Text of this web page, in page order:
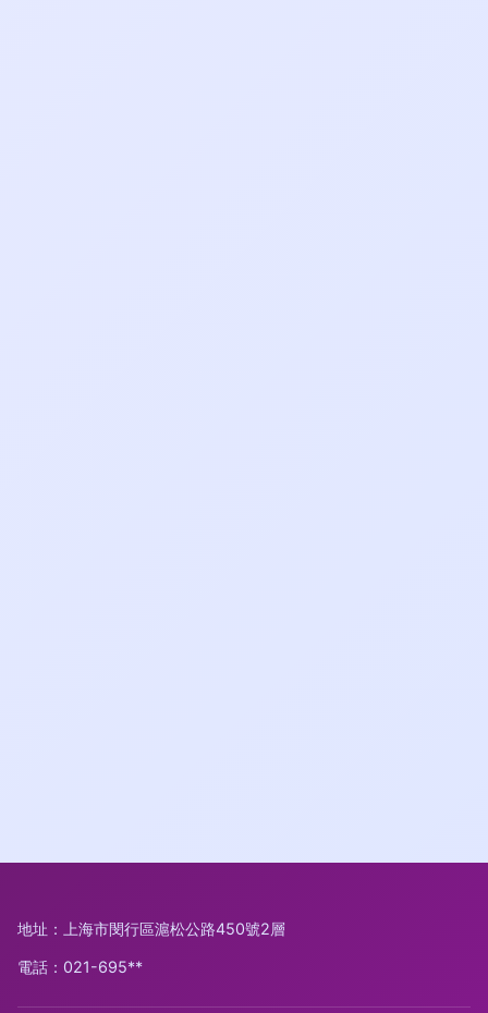
地址：上海市閔行區滬松公路450號2層
電話：021-695**